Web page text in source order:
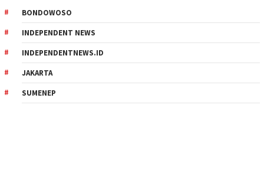
BONDOWOSO
INDEPENDENT NEWS
INDEPENDENTNEWS.ID
JAKARTA
SUMENEP